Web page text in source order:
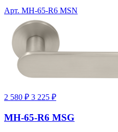
Арт. MH-65-R6 MSN
2 580 ₽ 3 225 ₽
MH-65-R6 MSG